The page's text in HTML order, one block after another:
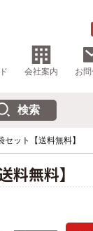
会社案内 お
ット【送料無料】
無料】